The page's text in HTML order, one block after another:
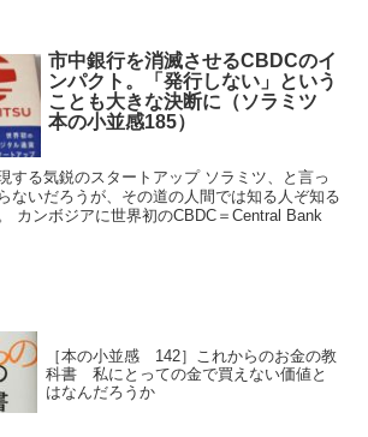
市中銀行を消滅させるCBDCのイ
ンパクト。「発行しない」という
ことも大きな決断に（ソラミツ
本の小並感185）
する気鋭のスタートアップ ソラミツ、と言っ
ないだろうが、その道の人間では知る人ぞ知る
カンボジアに世界初のCBDC＝Central Bank
［本の小並感 142］これからのお金の教
科書 私にとっての金で買えない価値と
はなんだろうか